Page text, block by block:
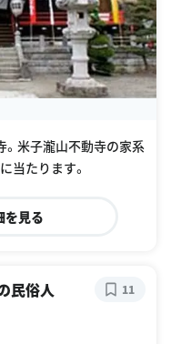
。米子瀧山不動寺の家系
当たります。
を見る
民俗人
11